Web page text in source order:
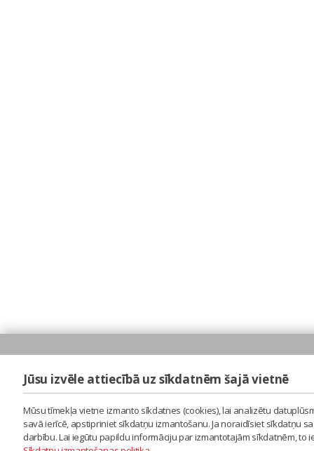
Jūsu izvēle attiecībā uz sīkdatnēm šajā vietnē
Mūsu tīmekļa vietne izmanto sīkdatnes (cookies), lai analizētu
savā ierīcē, apstipriniet sīkdatņu izmantošanu. Ja noraidīsiet sīkdatņu
darbību. Lai iegūtu papildu informāciju par izmantotajām sīkdatnēm,